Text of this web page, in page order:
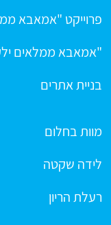
פרוייקט "אמאבא
"אמאבא ממלאים
בניית אתרים
מוות בחלום
לידה שקטה
רעלת הריון